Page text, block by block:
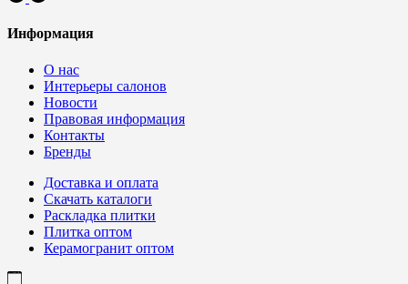
Информация
О нас
Интерьеры салонов
Новости
Правовая информация
Контакты
Бренды
Доставка и оплата
Скачать каталоги
Раскладка плитки
Плитка оптом
Керамогранит оптом